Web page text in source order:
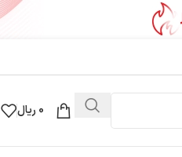
0 ریال